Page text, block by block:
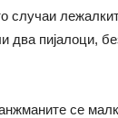
случаи
два пијалоци,
се